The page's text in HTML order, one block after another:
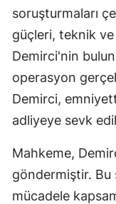
soruşturmaları
güçleri, teknik
Demirci'nin
operasyon
Demirci,
adliyeye sevk
Mahkeme,
göndermiştir.
mücadele